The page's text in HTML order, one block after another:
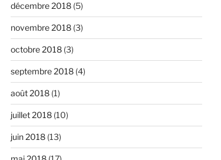
décembre 2018(5)
novembre 2018(3)
octobre 2018(3)
septembre 2018(4)
août 2018(1)
juillet 2018(10)
juin 2018(13)